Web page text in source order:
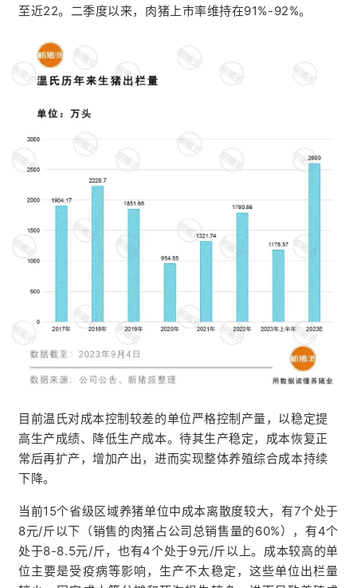
首
页
资
讯
新
至近22。二季度以来，肉猪上市率维持在91%-92%。
目前温氏对成本控制较差的单位严格控制产量，以稳定提
高生产成绩、降低生产成本。待其生产稳定，成本恢复正
常后再扩产，增加产出，进而实现整体养殖综合成本持续
下降。
当前15个省级区域养猪单位中成本离散度较大，有7个处于
8元/斤以下（销售的肉猪占公司总销售量的60%），有4个
处于8-8.5元/斤，也有4个处于9元/斤以上。成本较高的单
位主要是受疫病等影响，生产不太稳定，这些单位出栏量